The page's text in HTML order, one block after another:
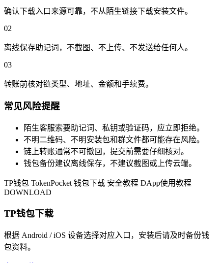
确认下载入口来源可靠，不从陌生链接下载安装文件。
02
离线保存助记词，不截图、不上传、不发送给任何人。
03
转账前核对链类型、地址、金额和手续费。
常见风险提醒
陌生客服索要助记词、私钥或验证码，应立即拒绝。
不明二维码、不明安装包和群文件都可能存在风险。
链上转账通常不可撤回，提交前需要仔细核对。
钱包备份建议离线保存，不建议截图或上传云端。
TP钱包 TokenPocket 钱包下载 安全教程 DApp使用教程
DOWNLOAD
TP钱包下载
根据 Android / iOS 设备选择对应入口，安装后请及时备份钱
包资料。